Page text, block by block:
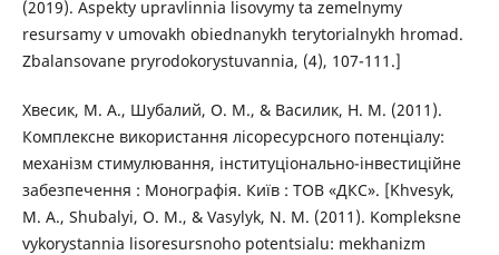
(2019). Aspekty upravlinnia lisovymy ta zemelnymy
resursamy v umovakh obiednanykh terytorialnykh hromad.
Zbalansovane pryrodokorystuvannia, (4), 107-111.]
Хвесик, М. А., Шубалий, О. М., & Василик, Н. М. (2011).
Комплексне використання лісоресурсного потенціалу:
механізм стимулювання, інституціонально-інвестиційне
забезпечення : Монографія. Київ : ТОВ «ДКС». [Khvesyk,
M. A., Shubalyi, O. M., & Vasylyk, N. M. (2011). Kompleksne
vykorystannia lisoresursnoho potentsialu: mekhanizm